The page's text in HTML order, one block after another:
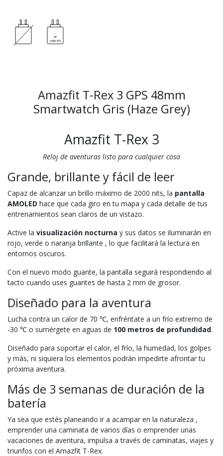
Amazfit T-Rex 3 GPS 48mm
Smartwatch Gris (Haze Grey)
Amazfit T-Rex 3
Reloj de aventuras listo para cualquier cosa
Grande, brillante y fácil de leer
Capaz de alcanzar un brillo máximo de 2000 nits, la pantalla
AMOLED hace que cada giro en tu mapa y cada detalle de tus
entrenamientos sean claros de un vistazo.
Active la visualización nocturna y sus datos se iluminarán en
rojo, verde o naranja brillante , lo que facilitará la lectura en
entornos oscuros.
Con el nuevo modo guante, la pantalla seguirá respondiendo al
tacto cuando uses guantes de hasta 2 mm de grosor.
Diseñado para la aventura
Lucha contra un calor de 70 ℃, enfréntate a un frío extremo de
-30 ℃ o sumérgete en aguas de 100 metros de profundidad.
Diseñado para soportar el calor, el frío, la humedad, los golpes
y más, ni siquiera los elementos podrán impedirte afrontar tu
próxima aventura.
Más de 3 semanas de duración de la
batería
Ya sea que estés planeando ir a acampar en la naturaleza ,
emprender una caminata de varios días o emprender unas
vacaciones de aventura, impulsa a través de caminatas, viajes y
triunfos con el Amazfit T-Rex.